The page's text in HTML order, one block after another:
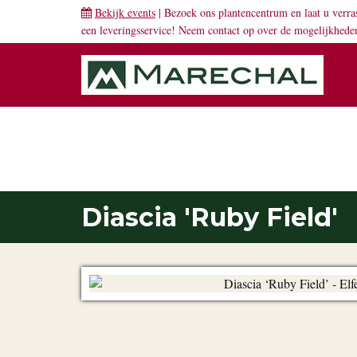
Bekijk events | Bezoek ons plantencentrum en laat u
een leveringsservice! Neem contact op over de
Diascia 'Ruby Field'